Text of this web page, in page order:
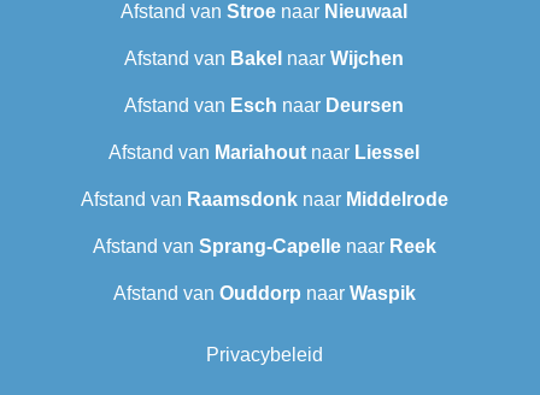
Afstand van Stroe naar Nieuwaal
Afstand van Bakel naar Wijchen
Afstand van Esch naar Deursen
Afstand van Mariahout naar Liessel
Afstand van Raamsdonknaar Middelrode
Afstand van Sprang-Capellenaar Reek
Afstand van Ouddorp naar Waspik
Privacybeleid